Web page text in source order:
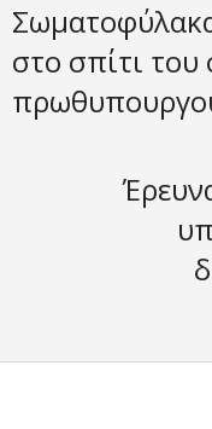
στο σπίτι